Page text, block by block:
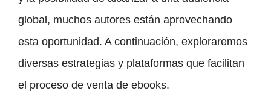
global, muchos autores están aprovechando
esta oportunidad. A continuación, exploraremos
diversas estrategias y plataformas que facilitan
el proceso de venta de ebooks.